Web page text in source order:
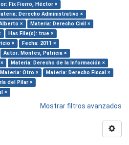
Fix Fierro, Héctor ×
Derecho Administrativo ×
×
Materia: Derecho Civil ×
Has File(s): true ×
×
Fecha: 2011 ×
Autor: Montes, Patricia ×
Materia: Derecho de la Información ×
Materia: Otro ×
Materia: Derecho Fiscal ×
del Pilar ×
×
Mostrar filtros avanzados